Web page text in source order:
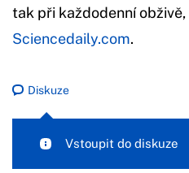
tak při každodenní obživě,
Sciencedaily.com.
Diskuze
Vstoupit do diskuze